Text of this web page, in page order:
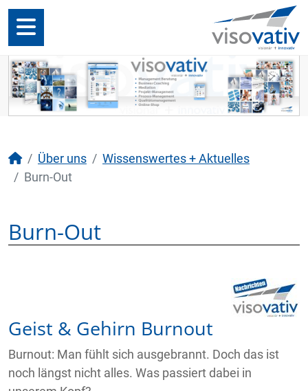
Über uns
Wissenswertes + Aktuelles
Burn-Out
Burn-Out
Geist & Gehirn Burnout
Burnout: Man fühlt sich ausgebrannt. Doch das ist
noch längst nicht alles. Was passiert dabei in